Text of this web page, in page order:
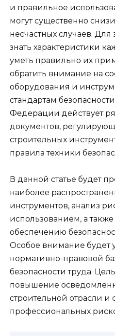
и правильное
могут существенно
несчастных случаев. Для
знать характеристики
уметь правильно их
обратить внимание на
оборудования и
стандартам
Федерации действует
документов,
строительных
правила техники
В данной статье будет
наиболее
инструментов, анализ
использованием, а
обеспечению
Особое внимание будет
нормативно-правовой
безопасности труда.
повышение
строительной отрасли
профессиональных